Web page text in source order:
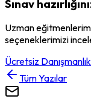
Sınav
Uzman
seçeneklerimizi
Ücretsiz Danışmanlık
Tüm Yazılar